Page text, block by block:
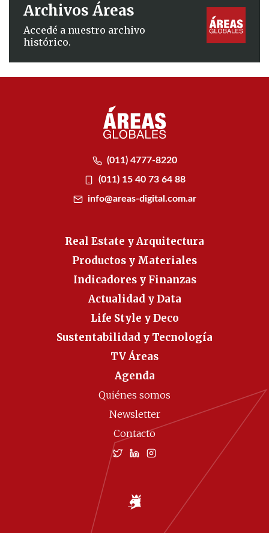
Archivos Áreas
Accedé a nuestro archivo
histórico.
(011) 4777-8220
(011) 15 40 73 64 88
info@areas-digital.com.ar
Real Estate y Arquitectura
Productos y Materiales
Indicadores y Finanzas
Actualidad y Data
Life Style y Deco
Sustentabilidad y Tecnología
TV Áreas
Agenda
Quiénes somos
Newsletter
Contacto